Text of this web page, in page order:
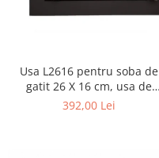
Usa L2616 pentru soba de
gatit 26 X 16 cm, usa de
cenusar
392,00 Lei